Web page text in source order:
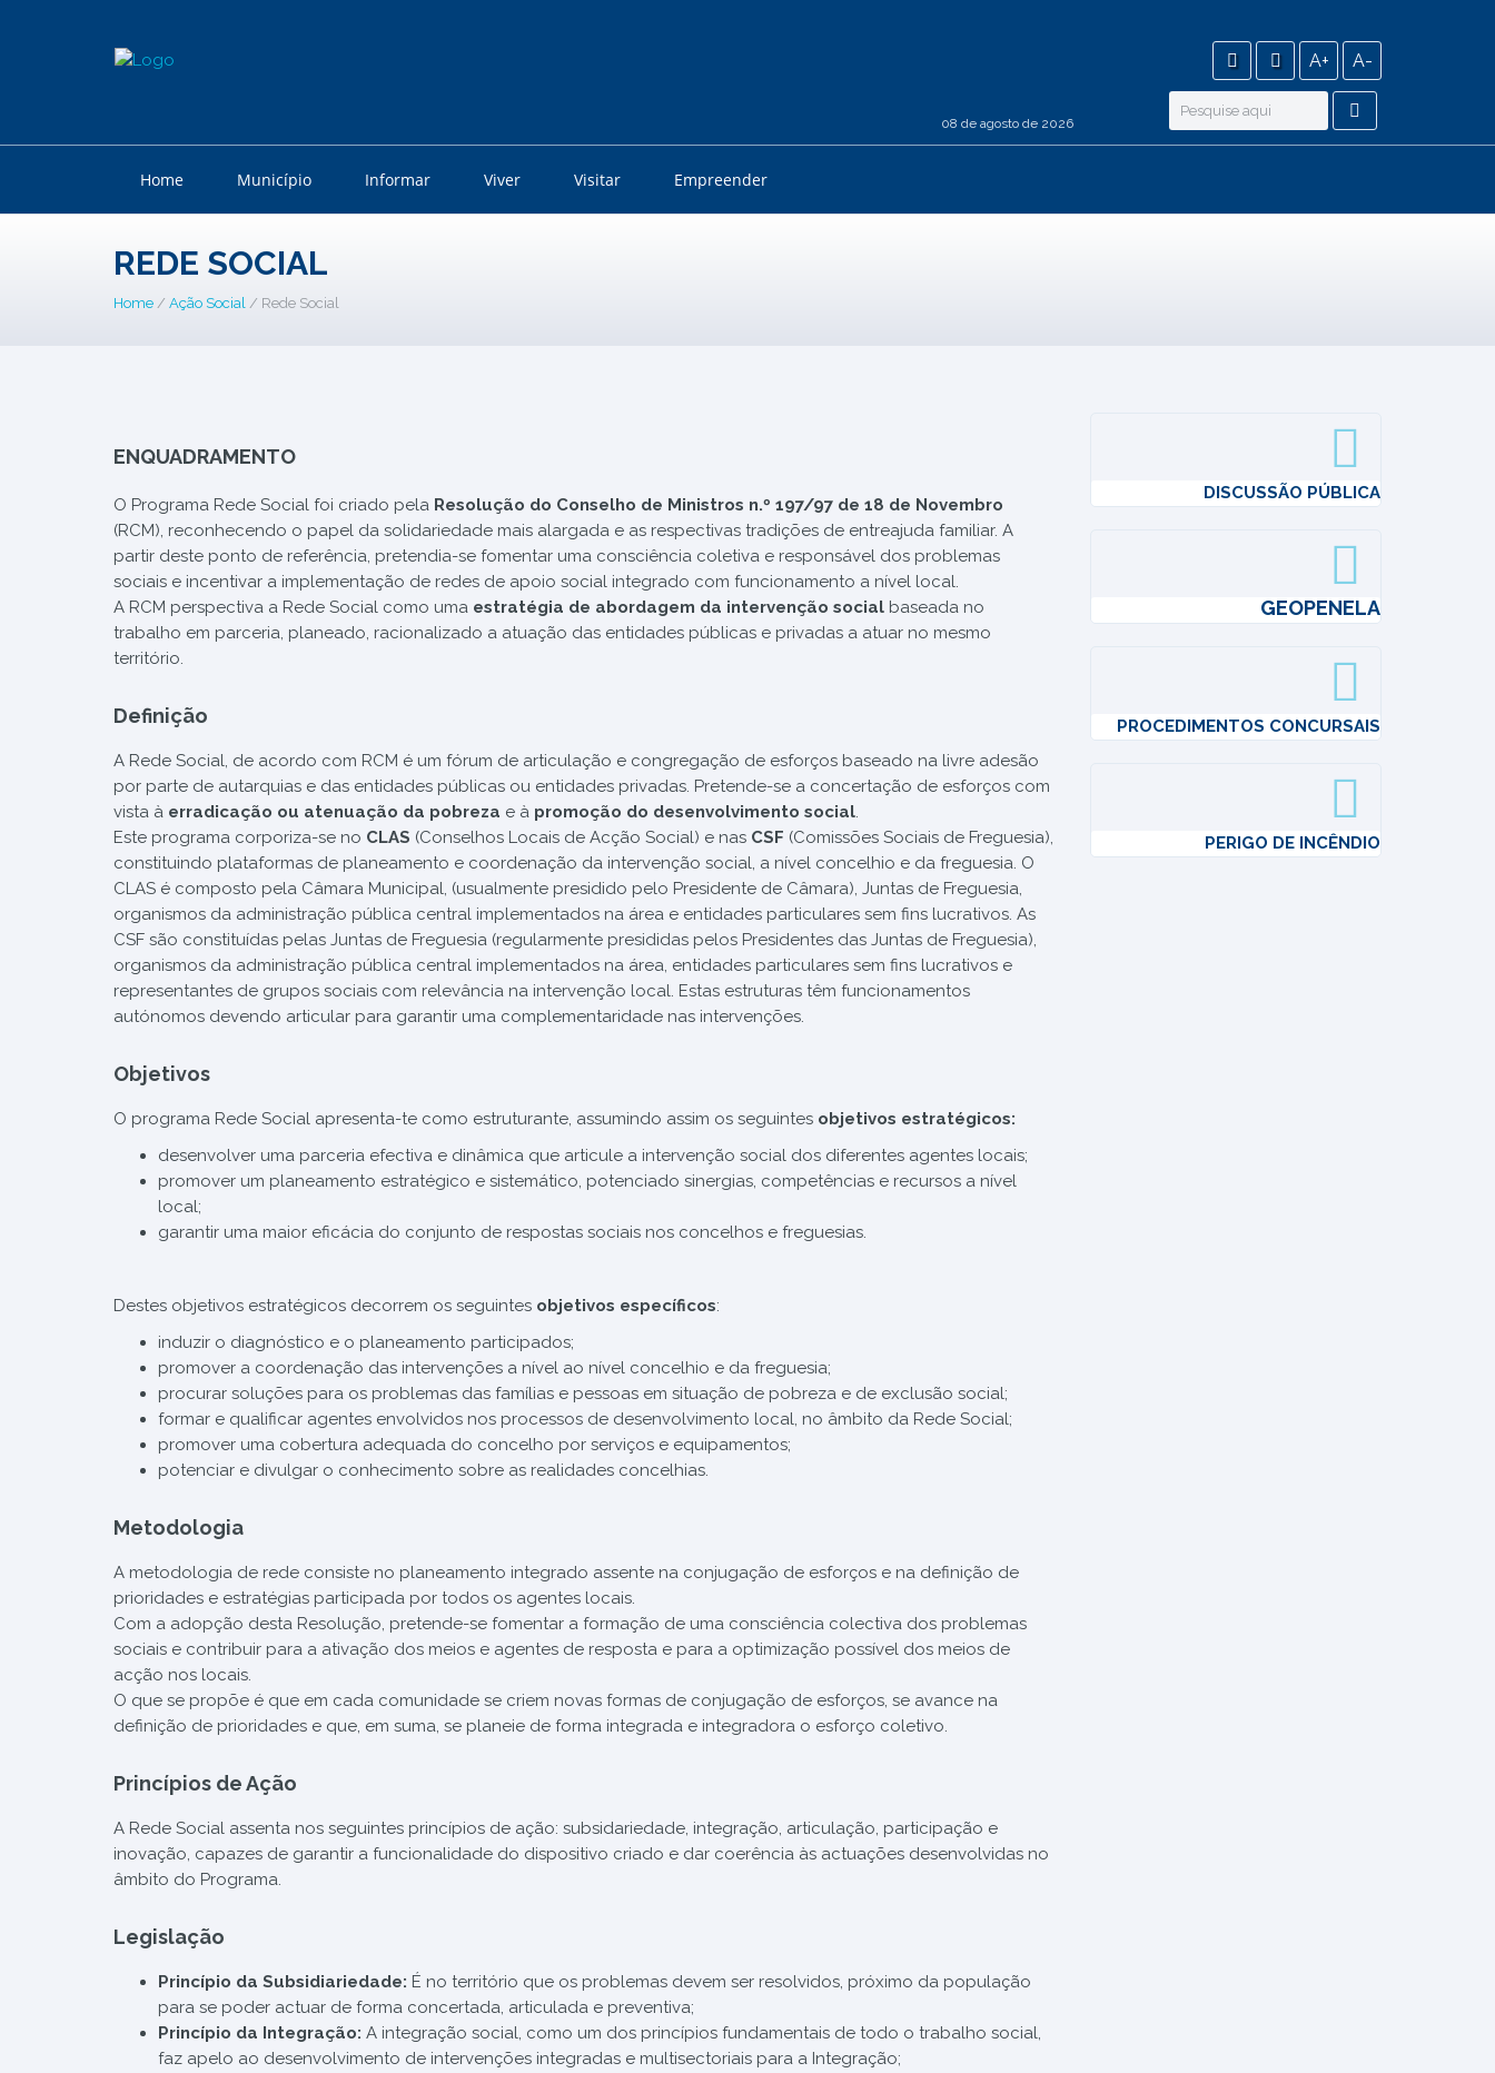
08 de agosto de 2026
A+ A-
Home Município Informar Viver Visitar Empreender
REDE SOCIAL
Home / Ação Social / Rede Social
ENQUADRAMENTO
O Programa Rede Social foi criado pela Resolução do Conselho de Ministros n.º 197/97 de 18 de Novembro
(RCM), reconhecendo o papel da solidariedade mais alargada e as respectivas tradições de entreajuda familiar. A
partir deste ponto de referência, pretendia-se fomentar uma consciência coletiva e responsável dos problemas
sociais e incentivar a implementação de redes de apoio social integrado com funcionamento a nível local.
A RCM perspectiva a Rede Social como uma estratégia de abordagem da intervenção social baseada no
trabalho em parceria, planeado, racionalizado a atuação das entidades públicas e privadas a atuar no mesmo
território.
Definição
A Rede Social, de acordo com RCM é um fórum de articulação e congregação de esforços baseado na livre adesão
por parte de autarquias e das entidades públicas ou entidades privadas. Pretende-se a concertação de esforços com
vista à erradicação ou atenuação da pobreza e à promoção do desenvolvimento social.
Este programa corporiza-se no CLAS (Conselhos Locais de Acção Social) e nas CSF (Comissões Sociais de Freguesia),
constituindo plataformas de planeamento e coordenação da intervenção social, a nível concelhio e da freguesia. O
CLAS é composto pela Câmara Municipal, (usualmente presidido pelo Presidente de Câmara), Juntas de Freguesia,
organismos da administração pública central implementados na área e entidades particulares sem fins lucrativos. As
CSF são constituídas pelas Juntas de Freguesia (regularmente presididas pelos Presidentes das Juntas de Freguesia),
organismos da administração pública central implementados na área, entidades particulares sem fins lucrativos e
representantes de grupos sociais com relevância na intervenção local. Estas estruturas têm funcionamentos
autónomos devendo articular para garantir uma complementaridade nas intervenções.
Objetivos
O programa Rede Social apresenta-te como estruturante, assumindo assim os seguintes objetivos estratégicos:
desenvolver uma parceria efectiva e dinâmica que articule a intervenção social dos diferentes agentes locais;
promover um planeamento estratégico e sistemático, potenciado sinergias, competências e recursos a nível
local;
garantir uma maior eficácia do conjunto de respostas sociais nos concelhos e freguesias.
Destes objetivos estratégicos decorrem os seguintes objetivos específicos:
induzir o diagnóstico e o planeamento participados;
promover a coordenação das intervenções a nível ao nível concelhio e da freguesia;
procurar soluções para os problemas das famílias e pessoas em situação de pobreza e de exclusão social;
formar e qualificar agentes envolvidos nos processos de desenvolvimento local, no âmbito da Rede Social;
promover uma cobertura adequada do concelho por serviços e equipamentos;
potenciar e divulgar o conhecimento sobre as realidades concelhias.
Metodologia
A metodologia de rede consiste no planeamento integrado assente na conjugação de esforços e na definição de
prioridades e estratégias participada por todos os agentes locais.
Com a adopção desta Resolução, pretende-se fomentar a formação de uma consciência colectiva dos problemas
sociais e contribuir para a ativação dos meios e agentes de resposta e para a optimização possível dos meios de
acção nos locais.
O que se propõe é que em cada comunidade se criem novas formas de conjugação de esforços, se avance na
definição de prioridades e que, em suma, se planeie de forma integrada e integradora o esforço coletivo.
Princípios de Ação
A Rede Social assenta nos seguintes princípios de ação: subsidariedade, integração, articulação, participação e
inovação, capazes de garantir a funcionalidade do dispositivo criado e dar coerência às actuações desenvolvidas no
âmbito do Programa.
Legislação
Princípio da Subsidiariedade: É no território que os problemas devem ser resolvidos, próximo da população
para se poder actuar de forma concertada, articulada e preventiva;
Princípio da Integração: A integração social, como um dos princípios fundamentais de todo o trabalho social,
faz apelo ao desenvolvimento de intervenções integradas e multisectoriais para a Integração;
DISCUSSÃO PÚBLICA
GEOPENELA
PROCEDIMENTOS CONCURSAIS
PERIGO DE INCÊNDIO